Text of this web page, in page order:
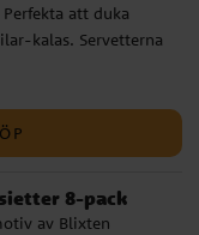
att duka
kalas. Servetterna
FSC-
två lager och är ca
8-pack
av Blixten